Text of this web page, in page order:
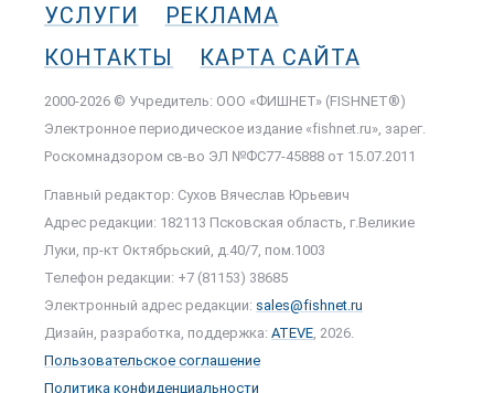
УСЛУГИ
РЕКЛАМА
КОНТАКТЫ
КАРТА САЙТА
2000-2026 © Учредитель: ООО «ФИШНЕТ» (FISHNET®)
Электронное периодическое издание «fishnet.ru», зарег.
Роскомнадзором cв-во ЭЛ №ФС77-45888 от 15.07.2011
Главный редактор: Сухов Вячеслав Юрьевич
Адрес редакции: 182113 Псковская область, г.Великие
Луки, пр-кт Октябрьский, д.40/7, пом.1003
Телефон редакции: +7 (81153) 38685
Электронный адрес редакции: sales@fishnet.ru
Дизайн, разработка, поддержка: ATEVE, 2026.
Пользовательское соглашение
Политика конфиденциальности